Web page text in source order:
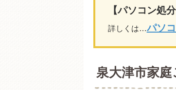
【パソコン処
詳しくは…パソ
泉大津市家